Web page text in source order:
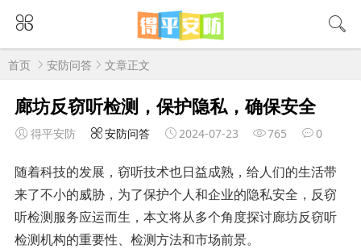
首页 安防问答 文章正文
廊坊反窃听检测，保护隐私，确保安全
得平安防 安防问答 2024-07-23 765 0
随着科技的发展，窃听技术也日益成熟，给人们的生活带
来了不小的威胁，为了保护个人和企业的隐私安全，反窃
听检测服务应运而生，本文将从多个角度探讨廊坊反窃听
检测机构的重要性、检测方法和市场前景。